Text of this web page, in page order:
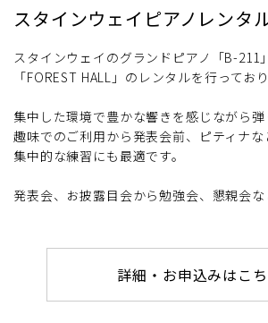
スタインウェイピアノレンタ
スタインウェイのグランドピアノ「B-211
「FOREST HALL」のレンタルを行っており
集中した環境で豊かな響きを感じながら弾
趣味でのご利用から発表会前、ピティナ
集中的な練習にも最適です。
発表会、お披露目会から勉強会、懇親会な
詳細・お申込みはこ